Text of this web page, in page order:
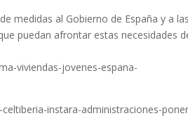
medidas al Gobierno de España y a las
puedan afrontar estas necesidades
viviendas-jovenes-espana-
instara-administraciones-